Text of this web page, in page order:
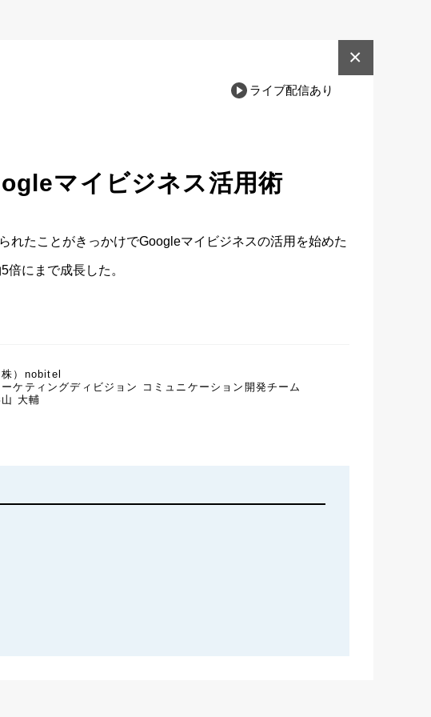
ライブ配信あり
×
マイビジネス活用術
れたことがきっかけでGoogleマイビジネスの活用を始めた
にまで成長した。
株）nobitel
ーケティングディビジョン コミュニケーション開発チーム
大輔